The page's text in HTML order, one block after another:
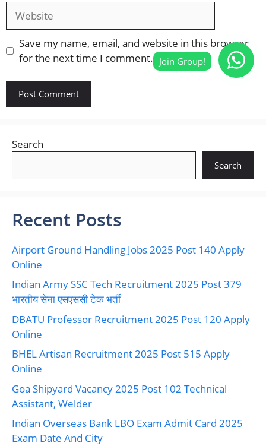
Website
Save my name, email, and website in this browser
for the next time I comment.
Search
Search
Recent Posts
Airport Ground Handling Jobs 2025 Post 140 Apply
Online
Indian Army SSC Tech Recruitment 2025 Post 379
भारतीय सेना एसएससी टेक भर्ती
DBATU Professor Recruitment 2025 Post 120 Apply
Online
BHEL Artisan Recruitment 2025 Post 515 Apply
Online
Goa Shipyard Vacancy 2025 Post 102 Technical
Assistant, Welder
Indian Overseas Bank LBO Exam Admit Card 2025
Exam Date And City